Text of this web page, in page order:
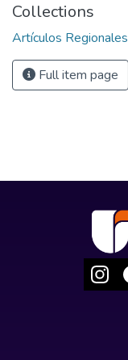
Collections
Artículos Regionales
Full item page